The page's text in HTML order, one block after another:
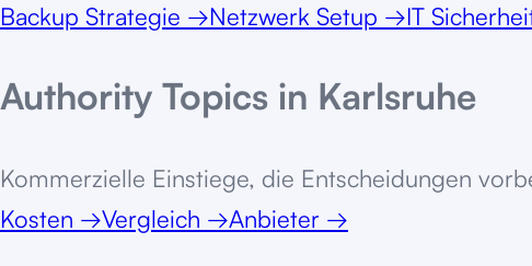
Backup Strategie →Netzwerk Setup →IT
Authority Topics in Karlsruhe
Kommerzielle Einstiege, die Entscheidungen
Kosten →Vergleich →Anbieter →